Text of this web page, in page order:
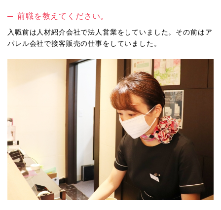
前職を教えてください。
入職前は人材紹介会社で法人営業をしていました。その前はア
パレル会社で接客販売の仕事をしていました。